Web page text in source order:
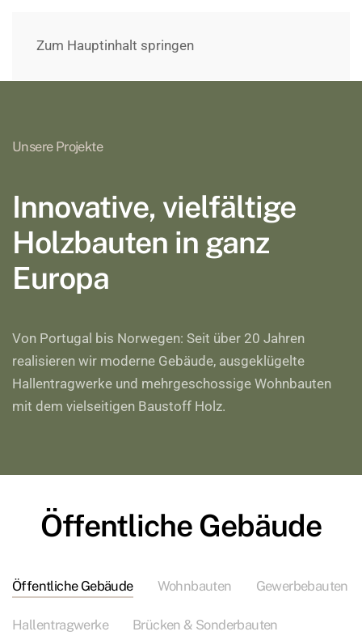
Zum Hauptinhalt springen
Unsere Projekte
Innovative, vielfältige
Holzbauten in ganz
Europa
Von Portugal bis Norwegen: Seit über 20 Jahren
realisieren wir moderne Gebäude, ausgeklügelte
Hallentragwerke und mehrgeschossige Wohnbauten
mit dem vielseitigen Baustoff Holz.
Öffentliche Gebäude
Öffentliche Gebäude Wohnbauten Gewerbebauten
Hallentragwerke Brücken & Sonderbauten